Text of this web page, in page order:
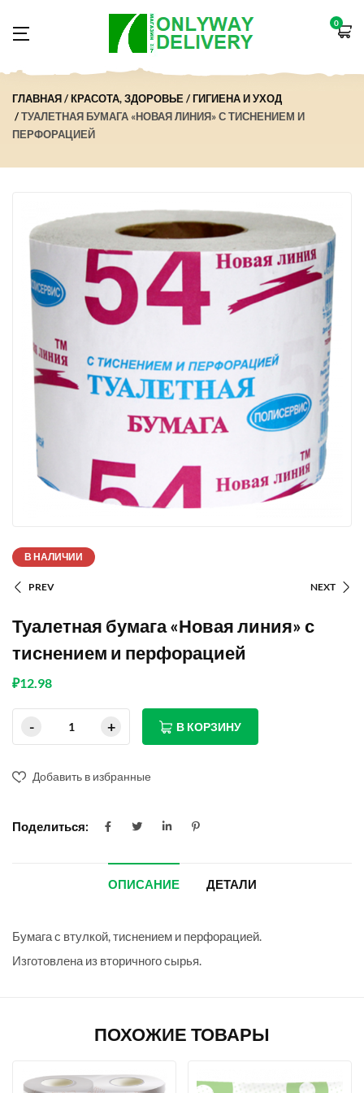
0
ГЛАВНАЯ КРАСОТА, ЗДОРОВЬЕ
ГИГИЕНА И УХОД
ТУАЛЕТНАЯ БУМАГА «НОВАЯ ЛИНИЯ» С ТИСНЕНИЕМ И
ПЕРФОРАЦИЕЙ
В НАЛИЧИИ
PREV NEXT
Туалетная бумага «Новая линия» с
тиснением и перфорацией
₽12.98
В КОРЗИНУ
Добавить в избранные
Поделиться:
ОПИСАНИЕ ДЕТАЛИ
Бумага с втулкой, тиснением и перфорацией.
Изготовлена из вторичного сырья.
ПОХОЖИЕ ТОВАРЫ